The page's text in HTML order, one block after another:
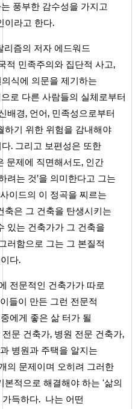
풍부한 감수성을 가지고
이라고 한다.
리즘의 저자 에드워드
적 민족주의와 집단적 사고,
식에 의문을 제기하는
로 다른 사람들의 실체로부터
배경, 언어, 민족성으로부터
하기 위한 위험을 감내해야
. 그리고 보편성은 또한
문제에 직면해서도, 인간
려는 것’을 의미한다고 그는
이드의 이 정곡을 찌르는
축은 그 건축을 탄생시키는
있는 건축가가 그 건축을
러함으로 그는 그 본질적
다.
전문적인 건축가가 따로
들이 만든 그런 전문적
에게 좋은 삶 터가 될
문 건축가, 병원 전문 건축가,
병원과 주택을 알지는
의 문제이며 오히려 그러한
적으로 해결해야 하는 ‘삶의
가득하다. 나는 어떤